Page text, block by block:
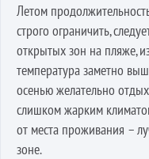
Летом
строго ограничить,
открытых зон на пляже,
температура заметно
осенью желательно
слишком жарким
от места проживания –
зоне.